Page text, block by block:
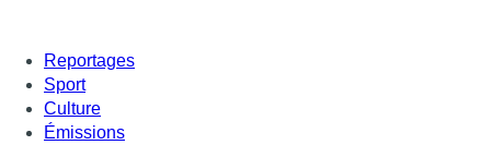
Reportages
Sport
Culture
Émissions